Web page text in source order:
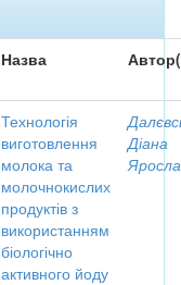
Назва
Технологія
виготовлення
молока та
молочнокислих
продуктів з
використанням
біологічно
активного йоду
Діана